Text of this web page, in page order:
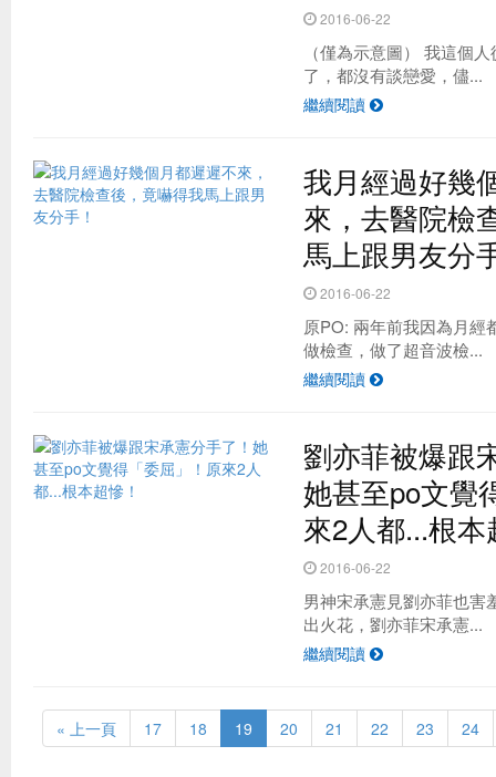
2016-06-22
（僅為示意圖） 我這個
了，都沒有談戀愛，儘...
繼續閱讀
我月經過好幾
來，去醫院檢
馬上跟男友分
2016-06-22
原PO: 兩年前我因為月經
做檢查，做了超音波檢...
繼續閱讀
劉亦菲被爆跟
她甚至po文覺
來2人都...根
2016-06-22
男神宋承憲見劉亦菲也害
出火花，劉亦菲宋承憲...
繼續閱讀
« 上一頁 17 18 19 20 21 22 23 24